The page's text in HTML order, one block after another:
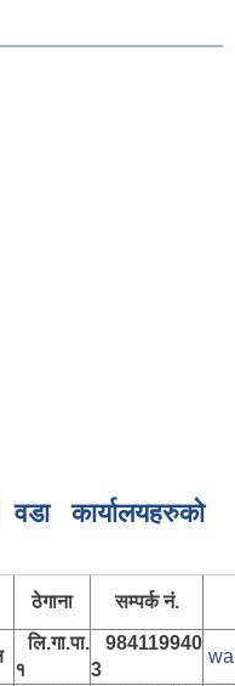
कार्यालयहरुकाे
ठेगाना सम्पर्क नं.
लि.गा.पा.
१
984119940
3